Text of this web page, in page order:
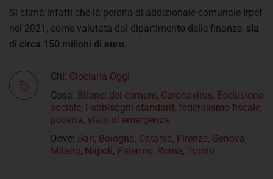
Si stima infatti che la perdita di addizionale comunale Irpef
nel 2021, come valutata dal dipartimento delle finanze, sia
di circa 150 milioni di euro.
Chi: Ciociaria Oggi
Cosa: Bilanci dei comuni, Coronavirus, Esclusione
sociale, Fabbisogni standard, federalismo fiscale,
povertà, stato di emergenza
Dove: Bari, Bologna, Catania, Firenze, Genova,
Milano, Napoli, Palermo, Roma, Torino